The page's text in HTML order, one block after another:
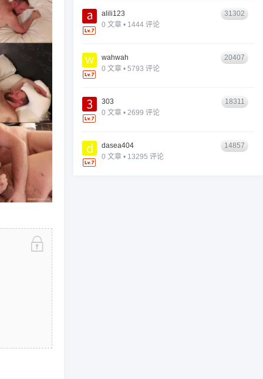
alili123
0 文章 • 1444 评论
31302
wahwah
0 文章 • 5793 评论
20407
303
0 文章 • 2699 评论
18311
dasea404
0 文章 • 13295 评论
14857